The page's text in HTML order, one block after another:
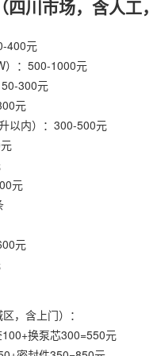
川市场，含人工
400元
）：500-1000元
300元
元
以内）：300-500元
元
元
，含上门）：
换泵芯300=550元